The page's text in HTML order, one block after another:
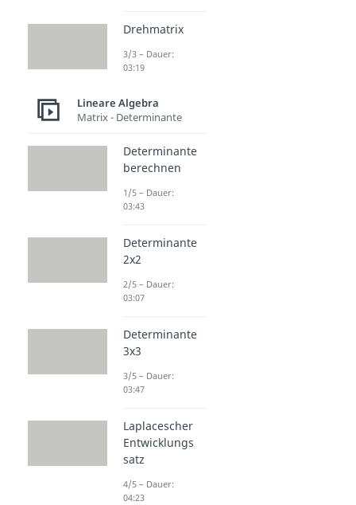
Drehmatrix
3/3 – Dauer:
03:19
Lineare Algebra
Matrix - Determinante
Determinante
berechnen
1/5 – Dauer:
03:43
Determinante
2x2
2/5 – Dauer:
03:07
Determinante
3x3
3/5 – Dauer:
03:47
Laplacescher
Entwicklungs
satz
4/5 – Dauer:
04:23